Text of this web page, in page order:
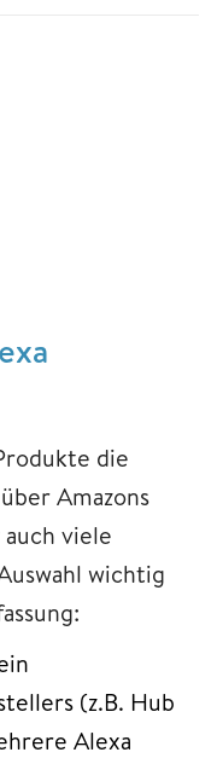
die
Amazons
viele
wichtig
(z.B. Hub
Alexa